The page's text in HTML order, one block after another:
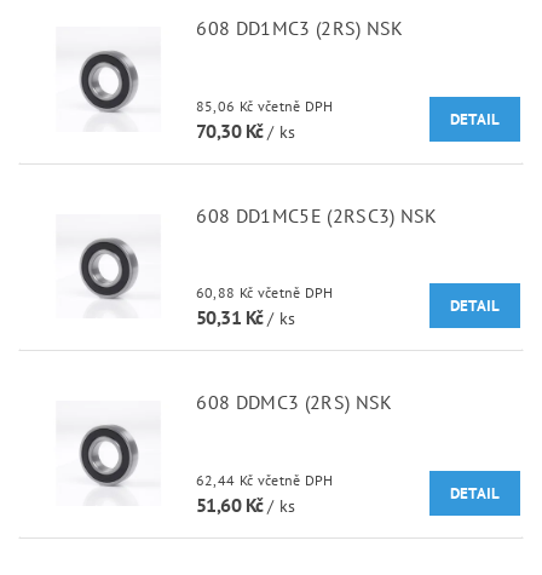
608 DD1MC3 (2RS) NSK
85,06 Kč včetně DPH
70,30 Kč/ ks
DETAIL
608 DD1MC5E (2RSC3) NSK
60,88 Kč včetně DPH
50,31 Kč/ ks
DETAIL
608 DDMC3 (2RS) NSK
62,44 Kč včetně DPH
51,60 Kč/ ks
DETAIL